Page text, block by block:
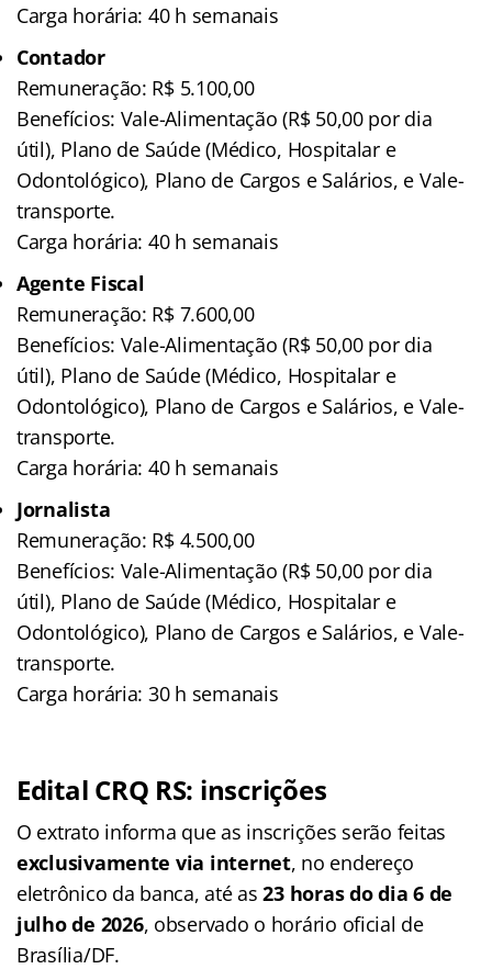
Carga horária: 40 h semanais
Contador
Remuneração: R$ 5.100,00
Benefícios: Vale-Alimentação (R$ 50,00 por dia
útil), Plano de Saúde (Médico, Hospitalar e
Odontológico), Plano de Cargos e Salários, e Vale-
transporte.
Carga horária: 40 h semanais
Agente Fiscal
Remuneração: R$ 7.600,00
Benefícios: Vale-Alimentação (R$ 50,00 por dia
útil), Plano de Saúde (Médico, Hospitalar e
Odontológico), Plano de Cargos e Salários, e Vale-
transporte.
Carga horária: 40 h semanais
Jornalista
Remuneração: R$ 4.500,00
Benefícios: Vale-Alimentação (R$ 50,00 por dia
útil), Plano de Saúde (Médico, Hospitalar e
Odontológico), Plano de Cargos e Salários, e Vale-
transporte.
Carga horária: 30 h semanais
Edital CRQ RS: inscrições
O extrato informa que as inscrições serão feitas
exclusivamente via internet, no endereço
eletrônico da banca, até as23 horas do dia 6 de
julho de 2026, observado o horário oficial de
Brasília/DF.